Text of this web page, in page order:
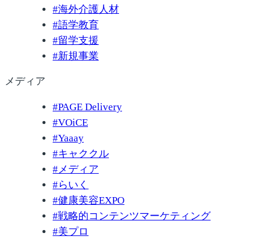
#海外介護人材
#語学教育
#留学支援
#新規事業
メディア
#PAGE Delivery
#VOiCE
#Yaaay
#キャククル
#メディア
#らいく
#健康美容EXPO
#戦略的コンテンツマーケティング
#美プロ